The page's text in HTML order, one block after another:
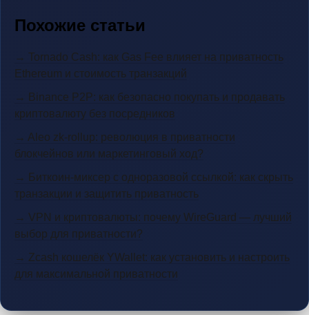
Похожие статьи
→ Tornado Cash: как Gas Fee влияет на приватность
Ethereum и стоимость транзакций
→ Binance P2P: как безопасно покупать и продавать
криптовалюту без посредников
→ Aleo zk-rollup: революция в приватности
блокчейнов или маркетинговый ход?
→ Биткоин-миксер с одноразовой ссылкой: как скрыть
транзакции и защитить приватность
→ VPN и криптовалюты: почему WireGuard — лучший
выбор для приватности?
→ Zcash кошелёк YWallet: как установить и настроить
для максимальной приватности